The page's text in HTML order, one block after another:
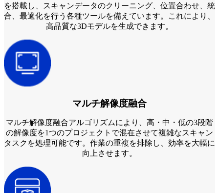
を搭載し、スキャンデータのクリーニング、位置合わせ、統
合、最適化を行う各種ツールを備えています。これにより、
高品質な3Dモデルを生成できます。
マルチ解像度融合
マルチ解像度融合アルゴリズムにより、高・中・低の3段階
の解像度を1つのプロジェクトで混在させて複雑なスキャン
タスクを処理可能です。作業の重複を排除し、効率を大幅に
向上させます。